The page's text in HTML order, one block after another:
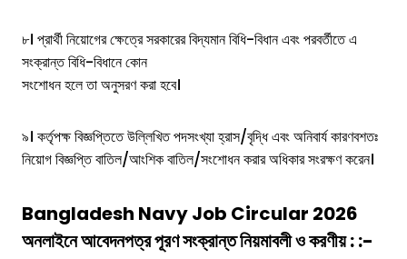
৮। প্রার্থী নিয়োগের ক্ষেত্রে সরকারের বিদ্যমান বিধি-বিধান এবং পরবর্তীতে এ
সংক্রান্ত বিধি-বিধানে কোন
সংশোধন হলে তা অনুসরণ করা হবে।
৯। কর্তৃপক্ষ বিজ্ঞপ্তিতে উল্লিখিত পদসংখ্যা হ্রাস/বৃদ্ধি এবং অনিবার্য কারণবশতঃ
নিয়োগ বিজ্ঞপ্তি বাতিল/আংশিক বাতিল/সংশোধন করার অধিকার সংরক্ষণ করেন।
Bangladesh Navy Job Circular 2026
অনলাইনে আবেদনপত্র পূরণ সংক্রান্ত নিয়মাবলী ও করণীয় : :-